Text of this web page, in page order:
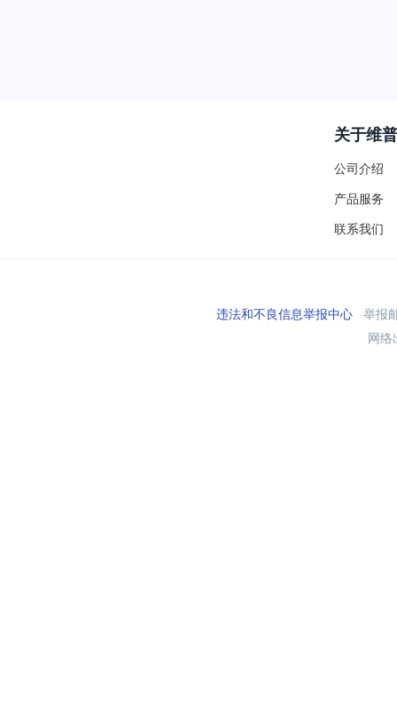
关于维普
公司介绍
产品服务
联系我们
违法和不良信息举报中心举报
网